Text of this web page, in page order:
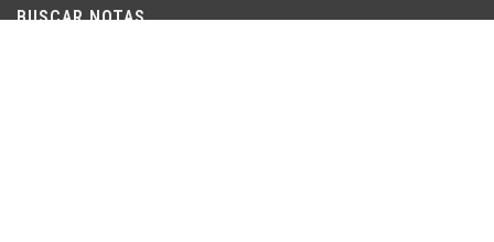
BUSCAR NOTAS